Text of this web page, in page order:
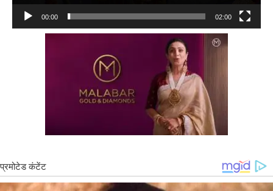
00:00 02:00